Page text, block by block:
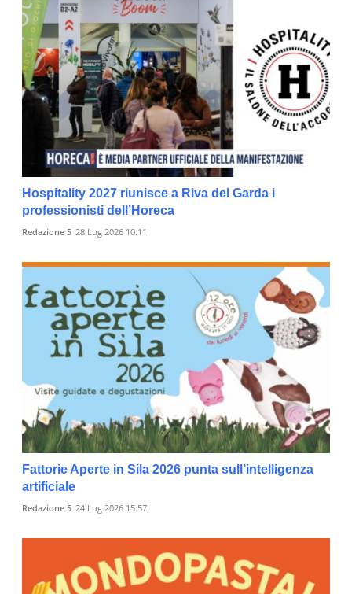
Hospitality 2027 riunisce a Riva del Garda i
professionisti dell’Horeca
Redazione 5 28 Lug 2026 10:11
Fattorie Aperte in Sila 2026 punta sull’intelligenza
artificiale
Redazione 5 24 Lug 2026 15:57